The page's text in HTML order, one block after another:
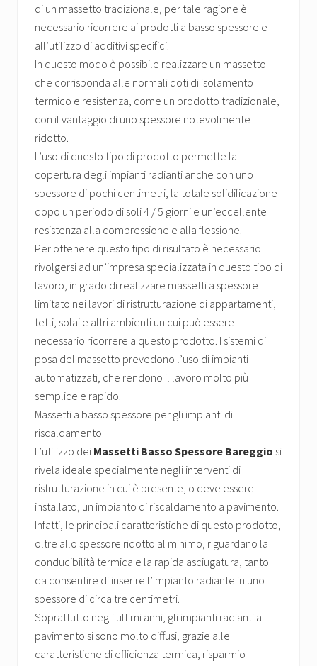
di un massetto tradizionale, per tale ragione è
necessario ricorrere ai prodotti a basso spessore e
all’utilizzo di additivi specifici.
In questo modo è possibile realizzare un massetto
che corrisponda alle normali doti di isolamento
termico e resistenza, come un prodotto tradizionale,
con il vantaggio di uno spessore notevolmente
ridotto.
L’uso di questo tipo di prodotto permette la
copertura degli impianti radianti anche con uno
spessore di pochi centimetri, la totale solidificazione
dopo un periodo di soli 4 / 5 giorni e un’eccellente
resistenza alla compressione e alla flessione.
Per ottenere questo tipo di risultato è necessario
rivolgersi ad un’impresa specializzata in questo tipo di
lavoro, in grado di realizzare massetti a spessore
limitato nei lavori di ristrutturazione di appartamenti,
tetti, solai e altri ambienti un cui può essere
necessario ricorrere a questo prodotto. I sistemi di
posa del massetto prevedono l’uso di impianti
automatizzati, che rendono il lavoro molto più
semplice e rapido.
Massetti a basso spessore per gli impianti di
riscaldamento
L’utilizzo dei Massetti Basso Spessore Bareggio si
rivela ideale specialmente negli interventi di
ristrutturazione in cui è presente, o deve essere
installato, un impianto di riscaldamento a pavimento.
Infatti, le principali caratteristiche di questo prodotto,
oltre allo spessore ridotto al minimo, riguardano la
conducibilità termica e la rapida asciugatura, tanto
da consentire di inserire l’impianto radiante in uno
spessore di circa tre centimetri.
Soprattutto negli ultimi anni, gli impianti radianti a
pavimento si sono molto diffusi, grazie alle
caratteristiche di efficienza termica, risparmio